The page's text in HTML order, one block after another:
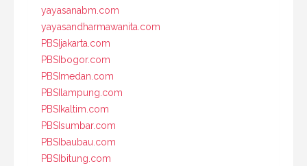
yayasanabm.com
yayasandharmawanita.com
PBSIjakarta.com
PBSIbogor.com
PBSImedan.com
PBSIlampung.com
PBSIkaltim.com
PBSIsumbar.com
PBSIbaubau.com
PBSIbitung.com